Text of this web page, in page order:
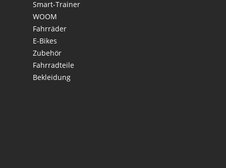
Smart-Trainer
WOOM
Fahrräder
E-Bikes
Zubehör
Fahrradteile
Bekleidung